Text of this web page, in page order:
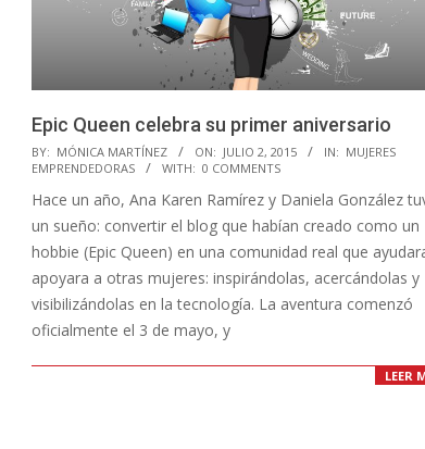
Epic Queen celebra su primer aniversario
2015-
07-
02
BY: MÓNICA MARTÍNEZ ON: JULIO 2, 2015 IN: MUJERES
EMPRENDEDORAS
WITH: 0 COMMENTS
Hace un año, Ana Karen Ramírez y Daniela González
un sueño: convertir el blog que habían creado como un
hobbie (Epic Queen) en una comunidad real que
apoyara a otras mujeres: inspirándolas, acercándolas y
visibilizándolas en la tecnología. La aventura comenzó
oficialmente el 3 de mayo, y
LEER